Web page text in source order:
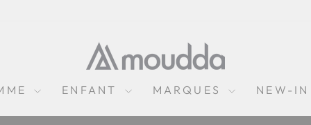
ENFANT MARQUES NEW-IN